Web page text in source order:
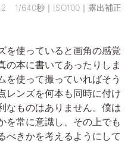
1/640秒｜ISO100｜露出補正
使っていると画角の感覚
の本に書いてあったりしま
を使って撮っていればそう
レンズを何本も同時に付け
なものはありません。僕は
を常に意識し、その上でも
べきかを考えるようにして